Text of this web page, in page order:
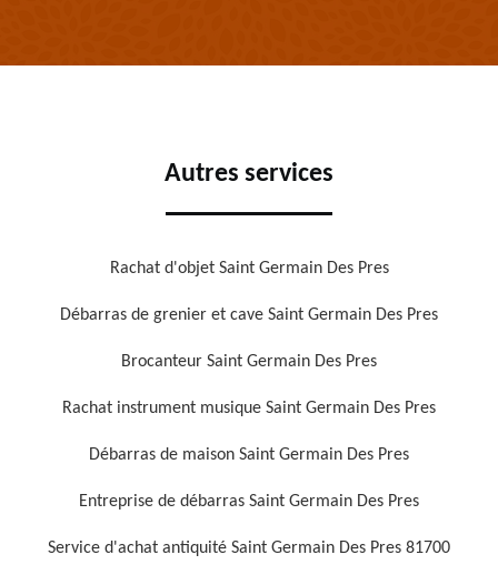
Autres services
Rachat d'objet Saint Germain Des Pres
Débarras de grenier et cave Saint Germain Des Pres
Brocanteur Saint Germain Des Pres
Rachat instrument musique Saint Germain Des Pres
Débarras de maison Saint Germain Des Pres
Entreprise de débarras Saint Germain Des Pres
Service d'achat antiquité Saint Germain Des Pres 81700